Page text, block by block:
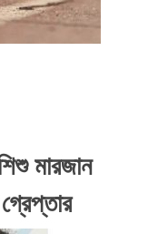
মারজান